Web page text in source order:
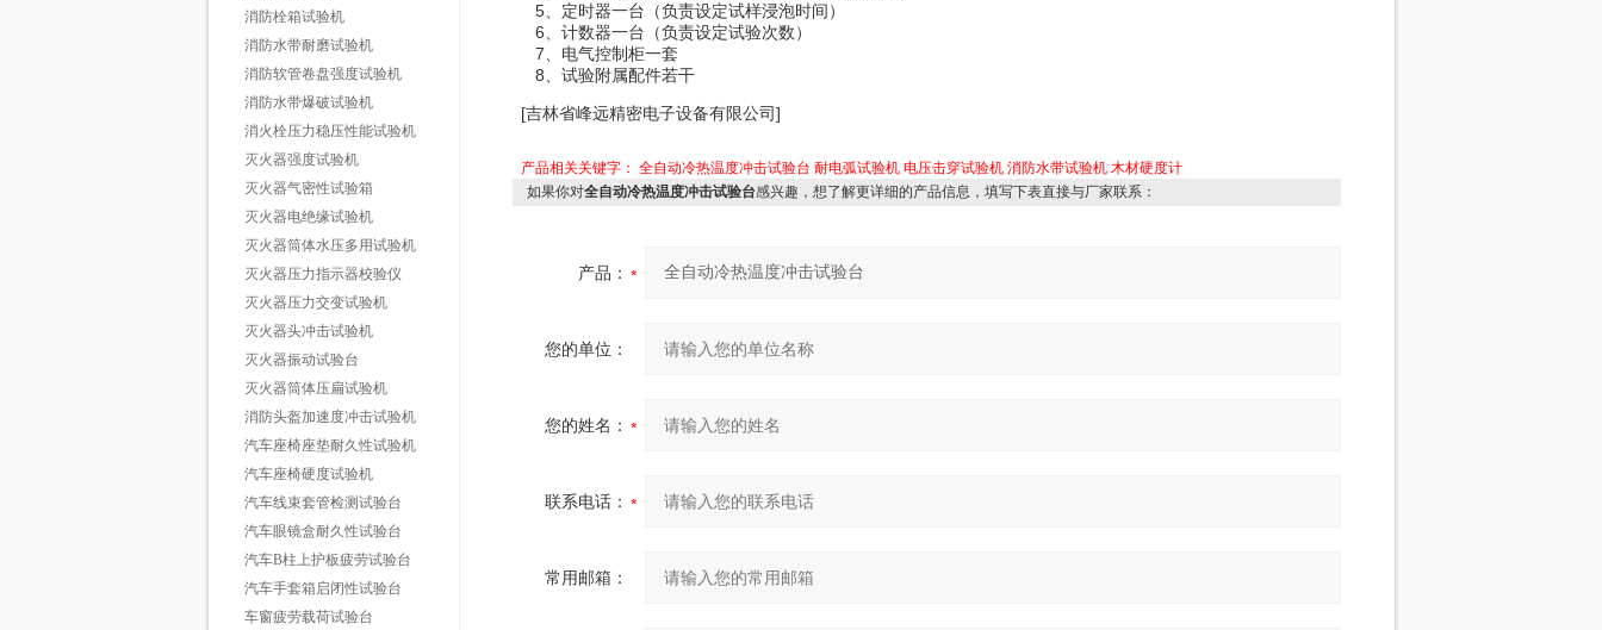
消防栓箱试验机
消防水带耐磨试验机
消防软管卷盘强度试验机
消防水带爆破试验机
消火栓压力稳压性能试验机
灭火器强度试验机
灭火器气密性试验箱
灭火器电绝缘试验机
灭火器筒体水压多用试验机
灭火器压力指示器校验仪
灭火器压力交变试验机
灭火器头冲击试验机
灭火器振动试验台
灭火器筒体压扁试验机
消防头盔加速度冲击试验机
汽车座椅座垫耐久性试验机
汽车座椅硬度试验机
汽车线束套管检测试验台
汽车眼镜盒耐久性试验台
汽车B柱上护板疲劳试验台
汽车手套箱启闭性试验台
车窗疲劳载荷试验台
5、定时器一台（负责设定试样浸泡时间）
6、计数器一台（负责设定试验次数）
7、电气控制柜一套
8、试验附属配件若干
[吉林省峰远精密电子设备有限公司]
产品相关关键字： 全自动冷热温度冲击试验台 耐电弧试验机 电压击穿试验机 消防水带试验机 木材硬度计
如果你对全自动冷热温度冲击试验台感兴趣，想了解更详细的产品信息，填写下表直接与厂家联系：
产品：
您的单位：
您的姓名：
联系电话：
常用邮箱：